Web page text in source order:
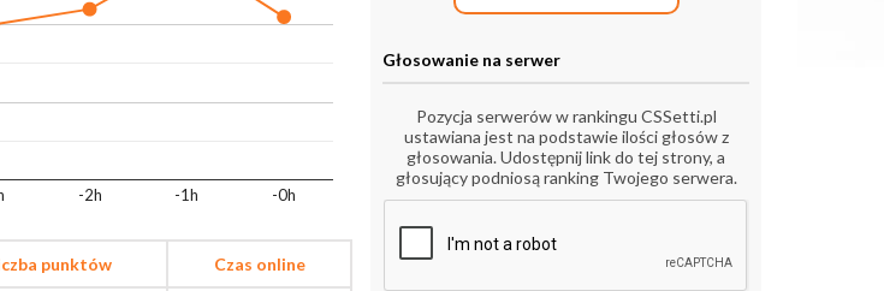
-2h -1h -0h
punktów Czas online
Głosowanie na serwer
Pozycja serwerów w rankingu CSSetti.pl
ustawiana jest na podstawie ilości głosów z
głosowania. Udostępnij link do tej strony, a
głosujący podniosą ranking Twojego serwera.